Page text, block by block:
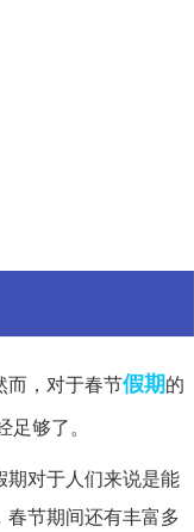
而，对于春节假期的
够了。
对于人们来说是能
节期间还有丰富多